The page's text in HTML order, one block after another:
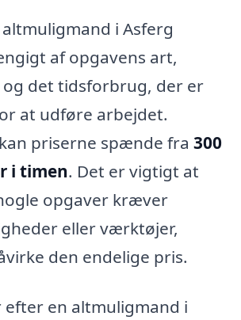
i Asferg
af opgavens art,
det tidsforbrug, der er
at udføre arbejdet.
priserne spænde fra 300
i timen. Det er vigtigt at
opgaver kræver
eller værktøjer,
den endelige pris.
efter en altmuligmand i